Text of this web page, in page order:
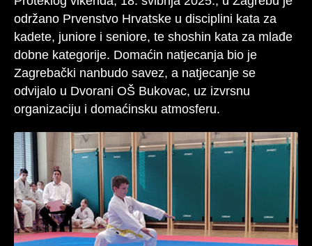
održano Prvenstvo Hrvatske u disciplini kata za
kadete, juniore i seniore, te shoshin kata za mlađe
dobne kategorije. Domaćin natjecanja bio je
Zagrebački nanbudo savez, a natjecanje se
odvijalo u Dvorani OŠ Bukovac, uz izvrsnu
organizaciju i domaćinsku atmosferu.